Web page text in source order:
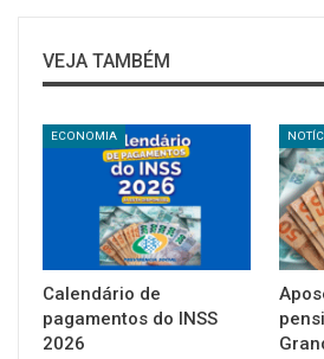
VEJA TAMBÉM
ECONOMIA
Calendário de
pagamentos do INSS
2026